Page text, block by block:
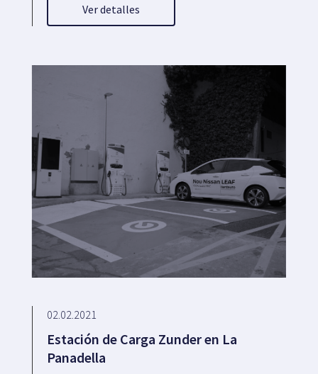
Ver detalles
02.02.2021
Estación de Carga Zunder en La
Panadella